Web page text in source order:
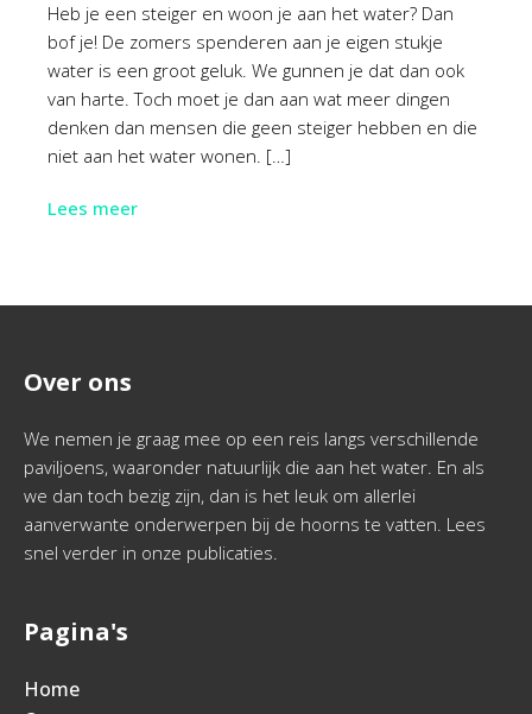
Heb je een steiger en woon je aan het water? Dan
bof je! De zomers spenderen aan je eigen stukje
water is een groot geluk. We gunnen je dat dan ook
van harte. Toch moet je dan aan wat meer dingen
denken dan mensen die geen steiger hebben en die
niet aan het water wonen. […]
Lees meer
Over ons
We nemen je graag mee op een reis langs verschillende
paviljoens, waaronder natuurlijk die aan het water. En als
we dan toch bezig zijn, dan is het leuk om allerlei
aanverwante onderwerpen bij de hoorns te vatten. Lees
snel verder in onze publicaties.
Pagina's
Home